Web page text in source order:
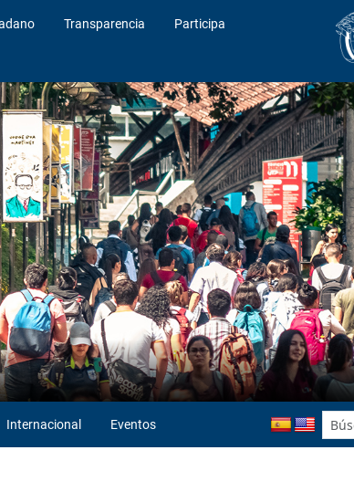
Transparencia Participa
Internacional Eventos